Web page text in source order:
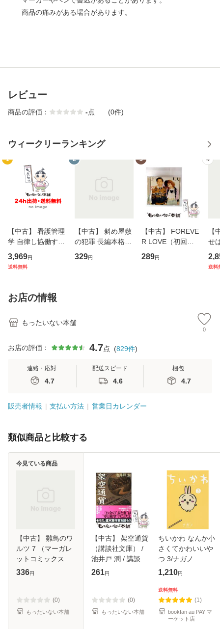
商品の痛みがある場合があります。
レビュー
商品の評価： -点 (0件)
ウィークリーランキング
1
【中古】 看護管理
学 自律し協働する
専門職の看護マネ
ジメントスキル 改
恵 藤本幸三 / 南江
堂 [単行
3,969円
送料無料
2
【中古】 斜め屋敷
の犯罪 長編本格推
理小説 (光文社文
庫) / 島田荘司 / 光
329円
3
【中古】 FOREVE
R LOVE（初回生
産限定盤） / 清水
翔太×加藤ミリヤ /
289円
4
【
せ
タ
送料
お店の情報
もったいない本舗
0
お店の評価： 4.7点 (829件)
連絡・応対
4.7
配送スピード
4.6
梱包
4.7
販売者情報 支払い方法 営業日カレンダー
類似商品と比較する
【中古】 雛鳥のワ
ルツ 7 （マーガレ
ットコミックス） /
里中 実華 / 集英社
336円
(0)
もったいない本舗
今見ている商品
【中古】 架空通貨
（講談社文庫） /
池井戸 潤 / 講談社
[文庫]【メール便送
261円
(0)
もったいない本舗
ちいかわ なんか小
さくてかわいいや
つ 3/ナガノ
1,210円
送料無料
(1)
bookfan au PAY マ
ーケット店